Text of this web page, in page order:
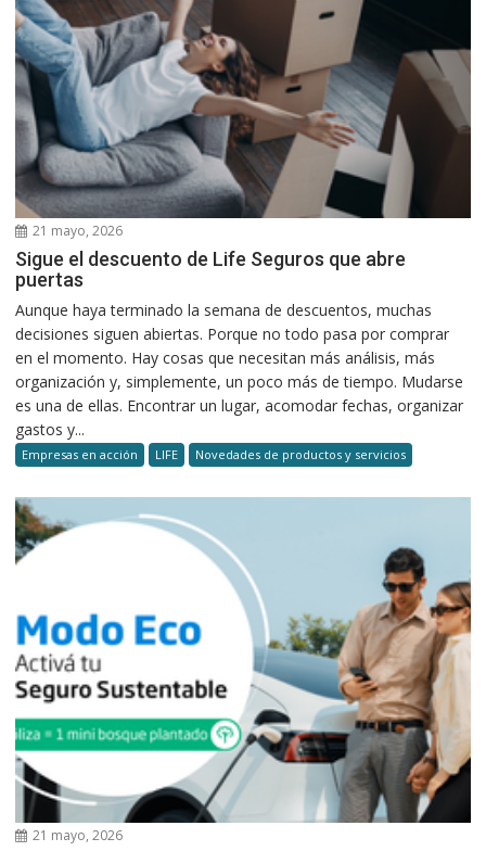
21 mayo, 2026
Sigue el descuento de Life Seguros que abre
puertas
Aunque haya terminado la semana de descuentos, muchas
decisiones siguen abiertas. Porque no todo pasa por comprar
en el momento. Hay cosas que necesitan más análisis, más
organización y, simplemente, un poco más de tiempo. Mudarse
es una de ellas. Encontrar un lugar, acomodar fechas, organizar
gastos y...
Empresas en acción LIFE Novedades de productos y servicios
21 mayo, 2026